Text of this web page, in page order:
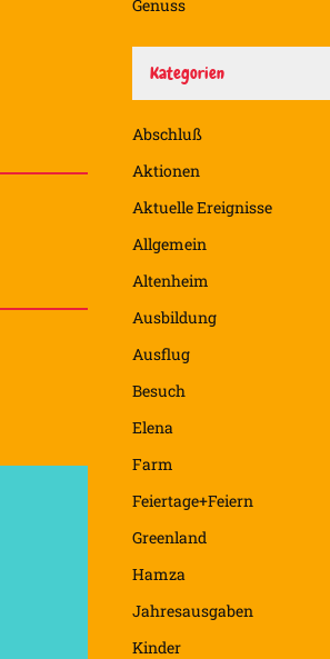
Genuss
Kategorien
Abschluß
Aktionen
Aktuelle Ereignisse
Allgemein
Altenheim
Ausbildung
Ausflug
Besuch
Elena
Farm
Feiertage+Feiern
Greenland
Hamza
Jahresausgaben
Kinder